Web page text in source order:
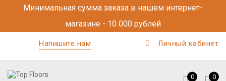
Минимальная сумма заказа в нашем интернет-
магазине - 10 000 рублей
Напишите нам Личный кабинет
0 0